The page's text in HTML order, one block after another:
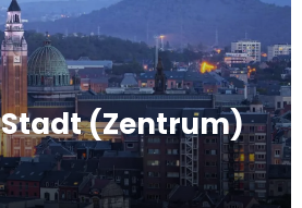
Stadt (Zentrum)